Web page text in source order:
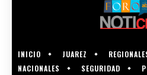
INICIO JUAREZ
NACIONALES
SEGURIDAD